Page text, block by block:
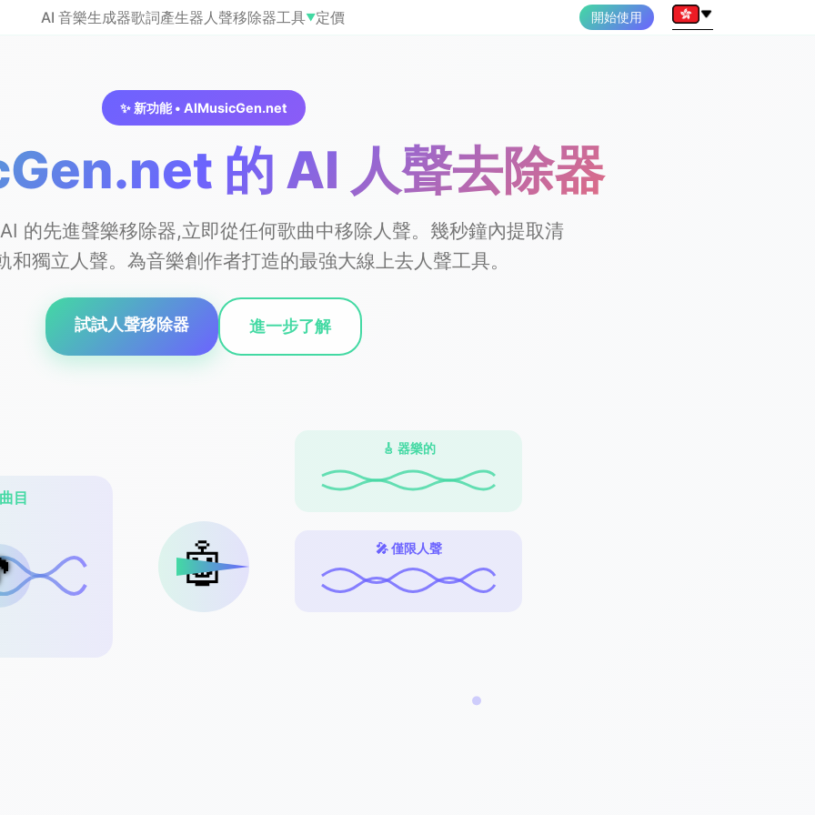
AI 音樂生成器歌詞產生器 人聲移除器工具▼定價 開始使用
✨ 新功能 • AIMusicGen.net
的 AI 人聲去除器
的先進聲樂移除器,立即從任何歌曲中移除人聲。幾秒鐘內提取清
和獨立人聲。為音樂創作者打造的最強大線上去人聲工具。
試試人聲移除器 進一步了解
目
🤖
🎸 器樂的
🎤 僅限人聲